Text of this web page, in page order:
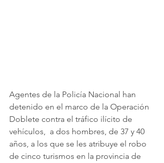
Agentes de la Policía Nacional han
detenido en el marco de la Operación
Doblete contra el tráfico ilícito de
vehículos,  a dos hombres, de 37 y 40
años, a los que se les atribuye el robo
de cinco turismos en la provincia de